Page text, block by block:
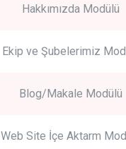
Hakkımızda Modülü
Ekip ve Şubelerimiz
Blog/Makale Modülü
Web Site İçe Aktarm